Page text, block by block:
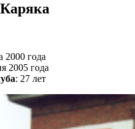
2000 года
2005 года
: 27 лет